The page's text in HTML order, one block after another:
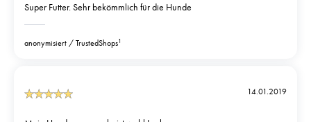
Super Futter. Sehr bekömmlich für die Hunde
anonymisiert TrustedShops1
14.01.2019